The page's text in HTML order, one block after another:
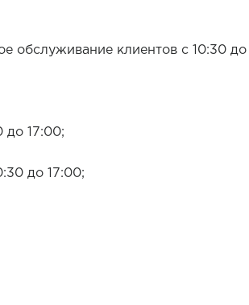
обслуживание клиентов с 10:30 до
до 17:00;
до 17:00;